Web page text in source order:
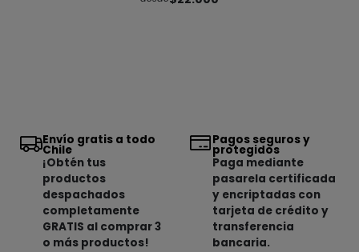
Envío gratis a todo
Chile
¡Obtén tus
productos
despachados
completamente
GRATIS al comprar 3
o más productos!
Pagos seguros y
protegidos
Paga mediante
pasarela certificada
y encriptadas con
tarjeta de crédito y
transferencia
bancaria.